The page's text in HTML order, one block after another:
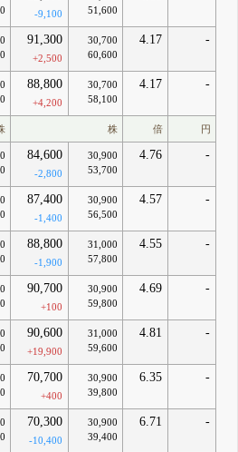
-9,100
51,600
91,300
+2,500
30,700
60,600
4.17 -
88,800
+4,200
30,700
58,100
4.17 -
株 倍 円
84,600
-2,800
30,900
53,700
4.76 -
87,400
-1,400
30,900
56,500
4.57 -
88,800
-1,900
31,000
57,800
4.55 -
90,700
+100
30,900
59,800
4.69 -
90,600
+19,900
31,000
59,600
4.81 -
70,700
+400
30,900
39,800
6.35 -
70,300
-10,400
30,900
39,400
6.71 -